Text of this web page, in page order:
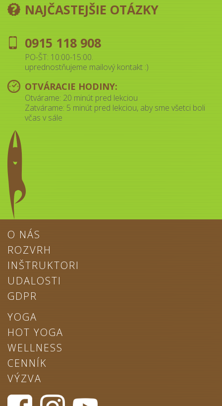
NAJČASTEJŠIE OTÁZKY
0915 118 908
PO-ŠT: 10:00-15:00.
uprednostňujeme mailový kontakt :)
OTVÁRACIE HODINY:
Otvárame: 20 minút pred lekciou
Zatvárame: 5 minút pred lekciou, aby sme všetci boli
včas v sále
O NÁS
ROZVRH
INŠTRUKTORI
UDALOSTI
GDPR
YOGA
HOT YOGA
WELLNESS
CENNÍK
VÝZVA